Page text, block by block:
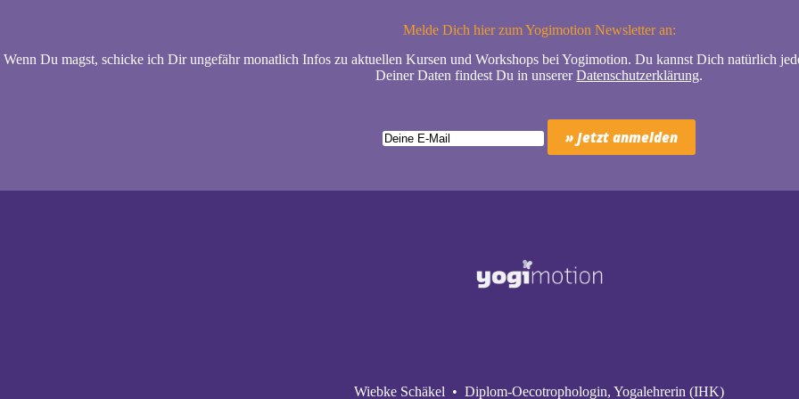
Melde Dich hier zum Yogimotion Newsletter an:
Wenn Du magst, schicke ich Dir ungefähr monatlich Infos zu aktuellen Kursen und Workshops bei Yogimotion. Du kannst Dich natürlich
Deiner Daten findest Du in unsererDatenschutzerklärung.
Wiebke Schäkel • Diplom-Oecotrophologin, Yogalehrerin (IHK)